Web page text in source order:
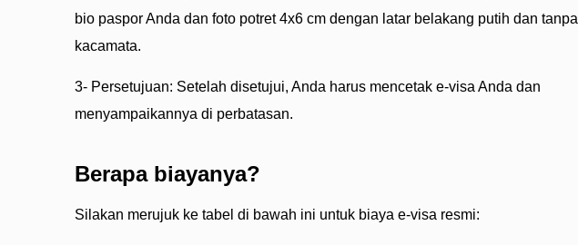
bio paspor Anda dan foto potret 4x6 cm dengan latar belakang putih dan tanpa
kacamata.
3- Persetujuan: Setelah disetujui, Anda harus mencetak e-visa Anda dan
menyampaikannya di perbatasan.
Berapa biayanya?
Silakan merujuk ke tabel di bawah ini untuk biaya e-visa resmi: